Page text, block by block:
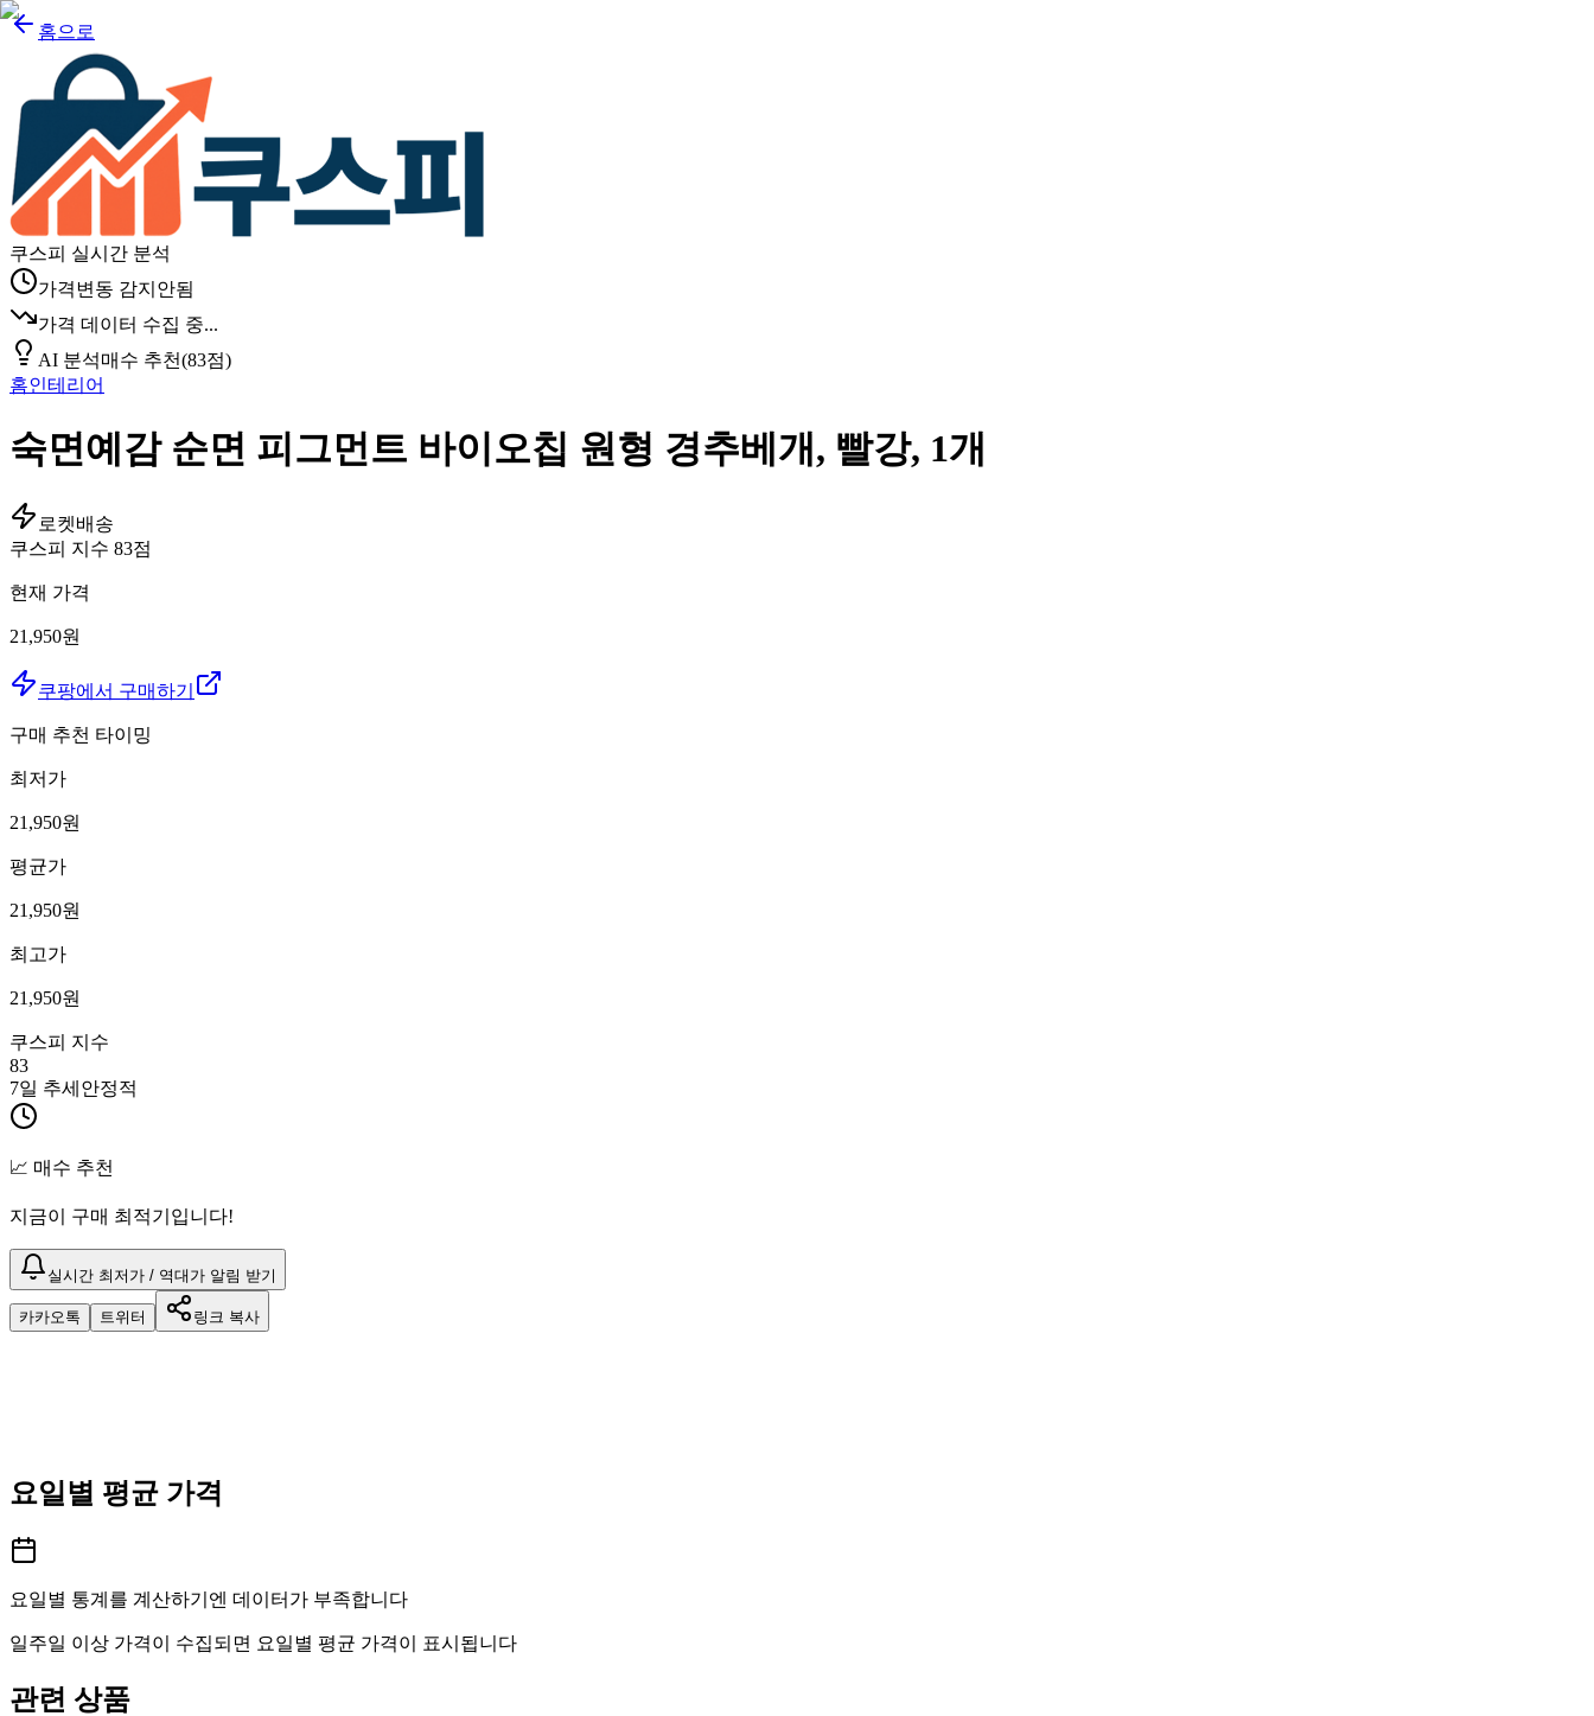
홈으로
쿠스피 실시간 분석
가격변동 감지안됨
가격 데이터 수집 중...
AI 분석매수 추천(83점)
홈인테리어
숙면예감 순면 피그먼트 바이오칩 원형 경추베개, 빨강, 1개
로켓배송
쿠스피 지수 83점
현재 가격
21,950원
쿠팡에서 구매하기
구매 추천 타이밍
최저가
21,950원
평균가
21,950원
최고가
21,950원
쿠스피 지수
83
7일 추세 안정적
📈 매수 추천
지금이 구매 최적기입니다!
실시간 최저가 / 역대가 알림 받기
카카오톡 트위터 링크 복사
요일별 평균 가격
요일별 통계를 계산하기엔 데이터가 부족합니다
일주일 이상 가격이 수집되면 요일별 평균 가격이 표시됩니다
관련 상품